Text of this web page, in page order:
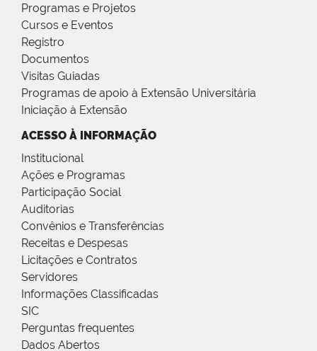
Programas e Projetos
Cursos e Eventos
Registro
Documentos
Visitas Guiadas
Programas de apoio à Extensão Universitária
Iniciação à Extensão
ACESSO À INFORMAÇÃO
Institucional
Ações e Programas
Participação Social
Auditorias
Convênios e Transferências
Receitas e Despesas
Licitações e Contratos
Servidores
Informações Classificadas
SIC
Perguntas frequentes
Dados Abertos